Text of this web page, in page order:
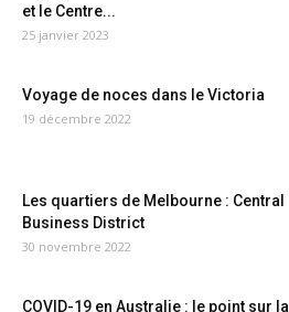
et le Centre...
25 janvier 2023
Voyage de noces dans le Victoria
19 décembre 2022
Les quartiers de Melbourne : Central
Business District
30 novembre 2022
COVID-19 en Australie : le point sur la